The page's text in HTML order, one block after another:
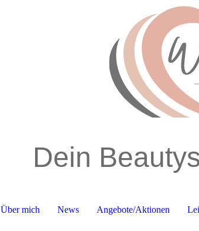
Dein
Über mich News Angebote/Aktionen